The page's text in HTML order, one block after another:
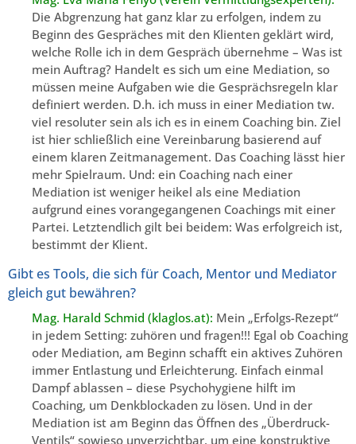
Die Abgrenzung hat ganz klar zu erfolgen, indem zu
Beginn des Gespräches mit den Klienten geklärt wird,
welche Rolle ich in dem Gespräch übernehme – Was ist
mein Auftrag? Handelt es sich um eine Mediation, so
müssen meine Aufgaben wie die Gesprächsregeln klar
definiert werden. D.h. ich muss in einer Mediation tw.
viel resoluter sein als ich es in einem Coaching bin. Ziel
ist hier schließlich eine Vereinbarung basierend auf
einem klaren Zeitmanagement. Das Coaching lässt hier
mehr Spielraum. Und: ein Coaching nach einer
Mediation ist weniger heikel als eine Mediation
aufgrund eines vorangegangenen Coachings mit einer
Partei. Letztendlich gilt bei beidem: Was erfolgreich ist,
bestimmt der Klient.
Gibt es Tools, die sich für Coach, Mentor und Mediator
gleich gut bewähren?
Mag. Harald Schmid (klaglos.at): Mein „Erfolgs-Rezept“
in jedem Setting: zuhören und fragen!!! Egal ob Coaching
oder Mediation, am Beginn schafft ein aktives Zuhören
immer Entlastung und Erleichterung. Einfach einmal
Dampf ablassen – diese Psychohygiene hilft im
Coaching, um Denkblockaden zu lösen. Und in der
Mediation ist am Beginn das Öffnen des „Überdruck-
Ventils“ sowieso unverzichtbar, um eine konstruktive